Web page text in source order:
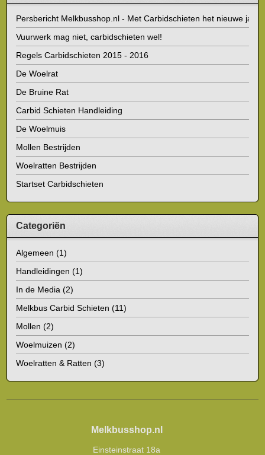
Persbericht Melkbusshop.nl - Met Carbidschieten het nieuwe jaar
Vuurwerk mag niet, carbidschieten wel!
Regels Carbidschieten 2015 - 2016
De Woelrat
De Bruine Rat
Carbid Schieten Handleiding
De Woelmuis
Mollen Bestrijden
Woelratten Bestrijden
Startset Carbidschieten
Categoriën
Algemeen(1)
Handleidingen(1)
In de Media(2)
Melkbus Carbid Schieten(11)
Mollen(2)
Woelmuizen(2)
Woelratten & Ratten(3)
Melkbusshop.nl
Einsteinstraat 18a